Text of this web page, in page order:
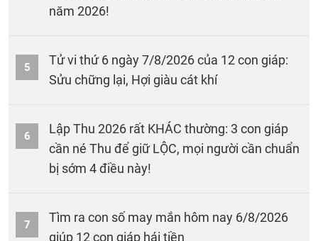
năm 2026!
5
Tử vi thứ 6 ngày 7/8/2026 của 12 con giáp:
Sửu chững lại, Hợi giàu cát khí
6
Lập Thu 2026 rất KHÁC thường: 3 con giáp
cần né Thu để giữ LỘC, mọi người cần chuẩn
bị sớm 4 điều này!
7
Tìm ra con số may mắn hôm nay 6/8/2026
giúp 12 con giáp hái tiền